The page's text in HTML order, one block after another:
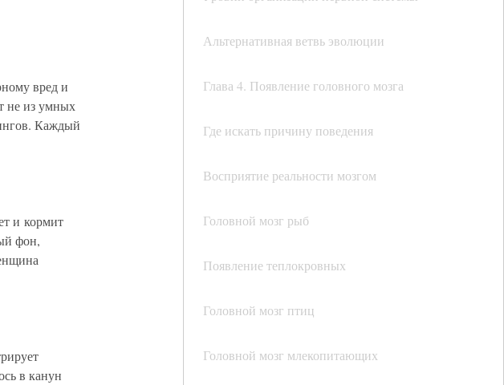
Альтернативная ветвь эволюции
Глава 4. Появление головного мозга
Где искать причину поведения
Восприятие реальности мозгом
Головной мозг рыб
Появление теплокровных
Головной мозг птиц
Головной мозг млекопитающих
вред и
не из умных
Каждый
и кормит
фон,
в канун